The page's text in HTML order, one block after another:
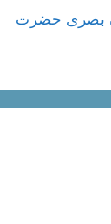
بصری حضرت